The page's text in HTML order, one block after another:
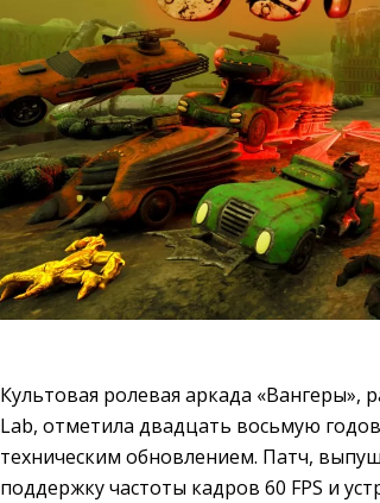
Культовая ролевая аркада «Вангеры»,
Lab, отметила двадцать восьмую
техническим обновлением. Патч,
поддержку частоты кадров 60 FPS и